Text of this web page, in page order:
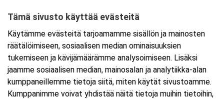
Tarkempi kartta ja ajo-ohjeet
Tämä sivusto käyttää evästeitä
Käytämme evästeitä tarjoamamme sisällön ja mainosten
räätälöimiseen, sosiaalisen median ominaisuuksien
tukemiseen ja kävijämäärämme analysoimiseen. Lisäksi
jaamme sosiaalisen median, mainosalan ja analytiikka-alan
kumppaneillemme tietoja siitä, miten käytät sivustoamme.
Kumppanimme voivat yhdistää näitä tietoja muihin tietoihin,